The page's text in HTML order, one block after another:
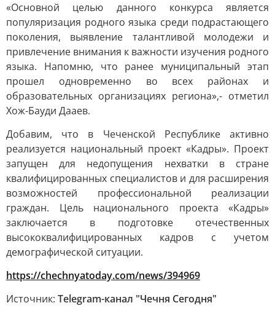
«Основной целью данного конкурса является
популяризация родного языка среди подрастающего
поколения, выявление талантливой молодежи и
привлечение внимания к важности изучения родного
языка. Напомню, что ранее муниципальный этап
прошел одновременно во всех районах и
образовательных организациях региона»,- отметил
Хож-Бауди Дааев.
Добавим, что в Чеченской Республике активно
реализуется национальный проект «Кадры». Проект
запущен для недопущения нехватки в стране
квалифицированных специалистов и для расширения
возможностей профессиональной реализации
граждан. Цель национального проекта «Кадры»
заключается в подготовке отечественных
высококвалифицированных кадров с учетом
демографической ситуации.
https://chechnyatoday.com/news/394969
Источник: Telegram-канал "Чечня Сегодня"